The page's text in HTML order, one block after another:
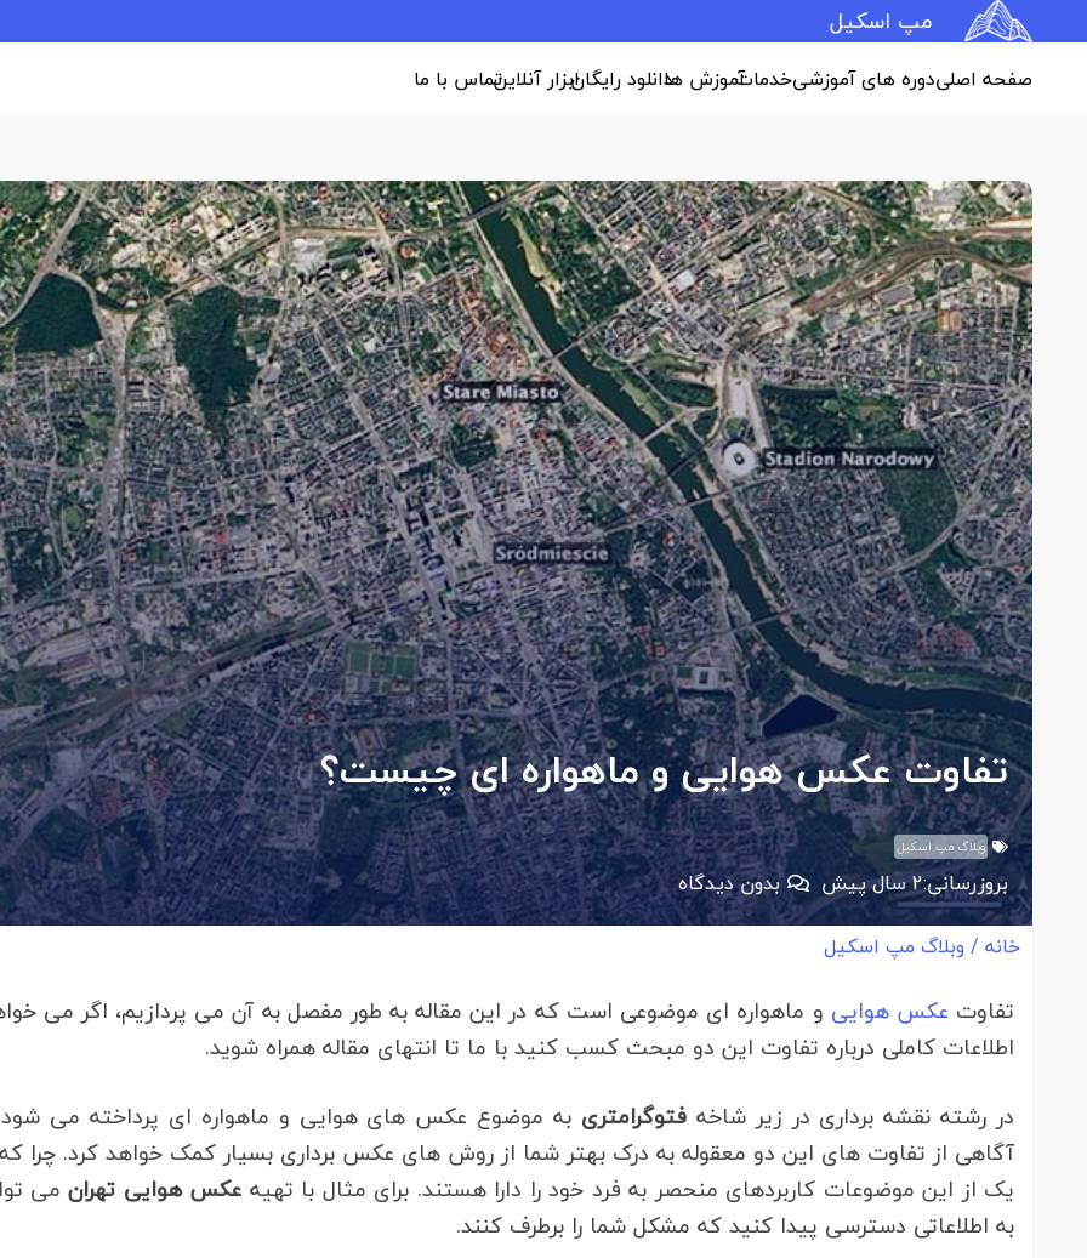
مپ اسکیل
صفحه اصلیدوره های آموزشیخدماتآموزش هادانلود رایگانابزار آنلاینتماس با ما
تفاوت عکس هوایی و ماهواره ای چیست؟
وبلاگ مپ اسکیل
بروزرسانی:2 سال پیش
بدون دیدگاه
خانه / وبلاگ مپ اسکیل
تفاوت عکس هوایی و ماهواره ای موضوعی است که در این مقاله به طور مفصل به آن می پردازیم، اگر می
اطلاعات کاملی درباره تفاوت این دو مبحث کسب کنید با ما تا انتهای مقاله همراه شوید.
در رشته نقشه برداری در زیر شاخهفتوگرامتری به موضوع عکس های هوایی و ماهواره ای پرداخته می
آگاهی از تفاوت های این دو معقوله به درک بهتر شما از روش های عکس برداری بسیار کمک خواهد کرد. چرا
یک از این موضوعات کاربردهای منحصر به فرد خود را دارا هستند. برای مثال با تهیه عکس هوایی تهرانمی
به اطلاعاتی دسترسی پیدا کنید که مشکل شما را برطرف کنند.